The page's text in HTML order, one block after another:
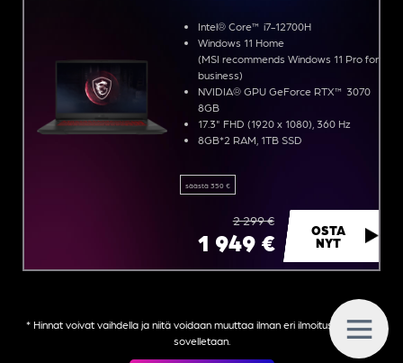
Intel® Core™ i7-12700H
Windows 11 Home
(MSI recommends Windows 11 Pro for
business)
NVIDIA® GPU GeForce RTX™ 3070
8GB
17.3" FHD (1920 x 1080), 360 Hz
8GB*2 RAM, 1TB SSD
säästä 350 €
2 299 €
1 949 €
OSTA
NYT
* Hinnat voivat vaihdella ja niitä voidaan muuttaa ilman eri ilmoitusta. Ehtoja
sovelletaan.
G
C
B